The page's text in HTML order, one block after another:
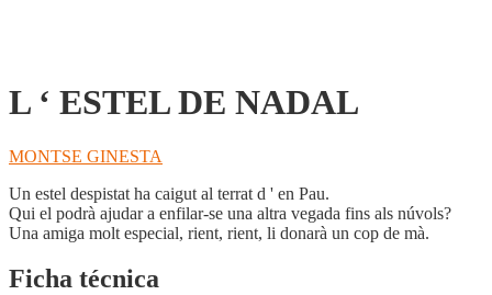
L ‘ ESTEL DE NADAL
MONTSE GINESTA
Un estel despistat ha caigut al terrat d ' en Pau.
Qui el podrà ajudar a enfilar-se una altra vegada fins als núvols?
Una amiga molt especial, rient, rient, li donarà un cop de mà.
Ficha técnica